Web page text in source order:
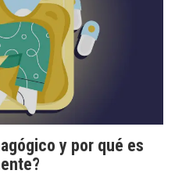
y por qué es